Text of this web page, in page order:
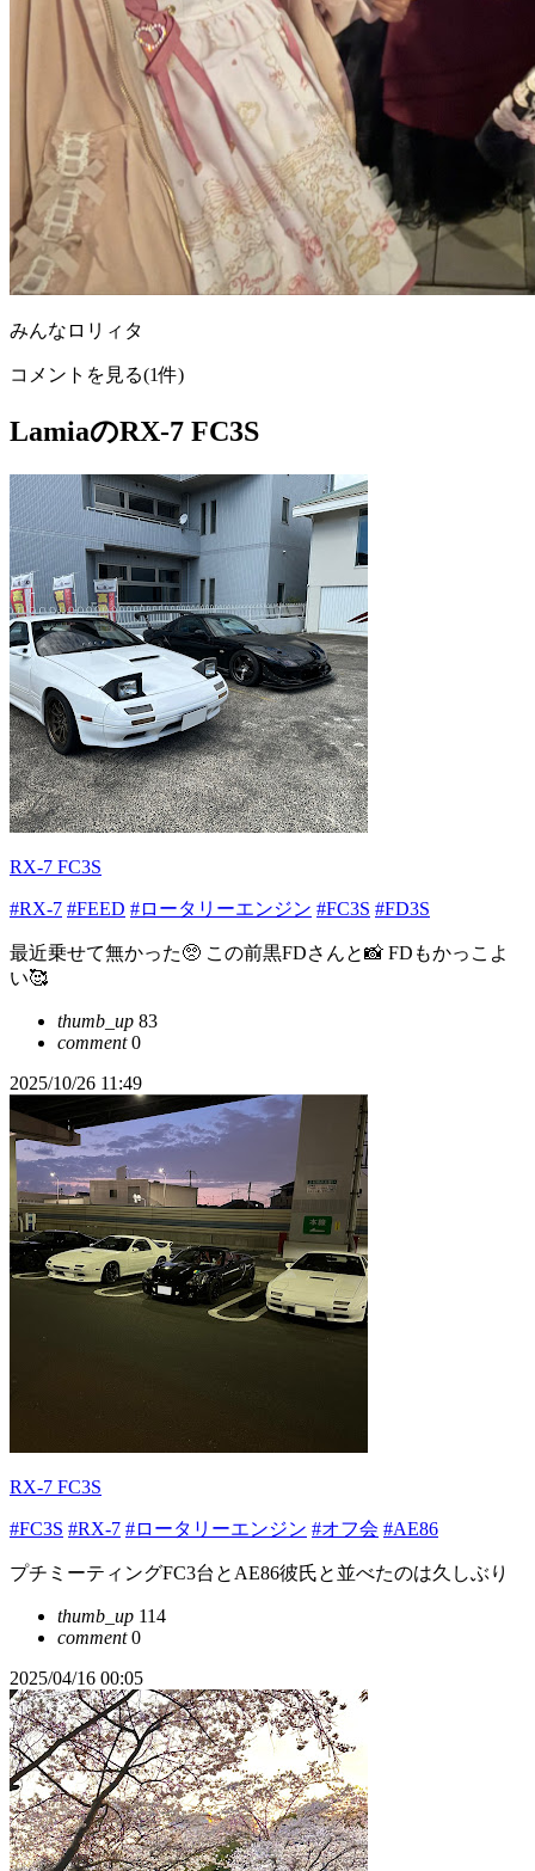
みんなロリィタ
コメントを見る(1件)
LamiaのRX-7 FC3S
RX-7 FC3S
#RX-7 #FEED #ロータリーエンジン #FC3S #FD3S
最近乗せて無かった🥺 この前黒FDさんと📸 FDもかっこよ
い🥰
thumb_up 83
comment0
2025/10/26 11:49
RX-7 FC3S
#FC3S #RX-7 #ロータリーエンジン #オフ会 #AE86
プチミーティングFC3台とAE86彼氏と並べたのは久しぶり
thumb_up 114
comment0
2025/04/16 00:05